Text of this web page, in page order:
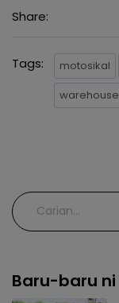
Share:
Tags: motosikal
Baru-baru ni